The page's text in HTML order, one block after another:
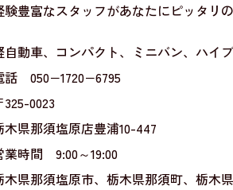
験豊富なスタッフがあなたにピッタリ
自動車、コンパクト、ミニバン、ハイ
話 050−1720−6795
325-0023
木県那須塩原店豊浦10-447
業時間 9:00～19:00
木県那須塩原市、栃木県那須町、栃木